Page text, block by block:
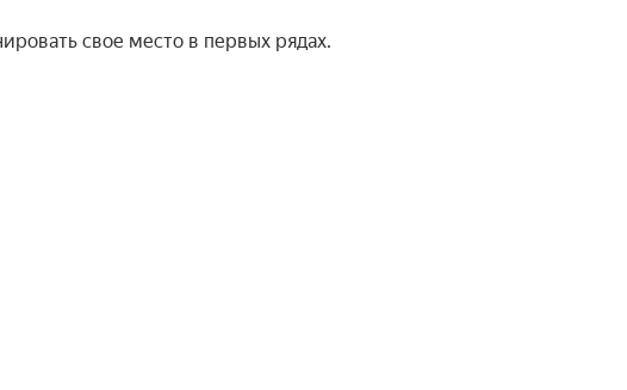
свое место в первых рядах.